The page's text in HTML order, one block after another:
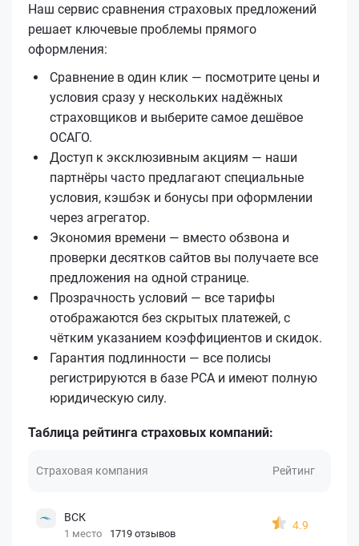
Наш сервис сравнения страховых предложений
решает ключевые проблемы прямого
оформления:
Сравнение в один клик — посмотрите цены и
условия сразу у нескольких надёжных
страховщиков и выберите самое дешёвое
ОСАГО.
Доступ к эксклюзивным акциям — наши
партнёры часто предлагают специальные
условия, кэшбэк и бонусы при оформлении
через агрегатор.
Экономия времени — вместо обзвона и
проверки десятков сайтов вы получаете все
предложения на одной странице.
Прозрачность условий — все тарифы
отображаются без скрытых платежей, с
чётким указанием коэффициентов и скидок.
Гарантия подлинности — все полисы
регистрируются в базе РСА и имеют полную
юридическую силу.
Таблица рейтинга страховых компаний:
Страховая компания Рейтинг
ВСК
1 место 1719 отзывов
4.9